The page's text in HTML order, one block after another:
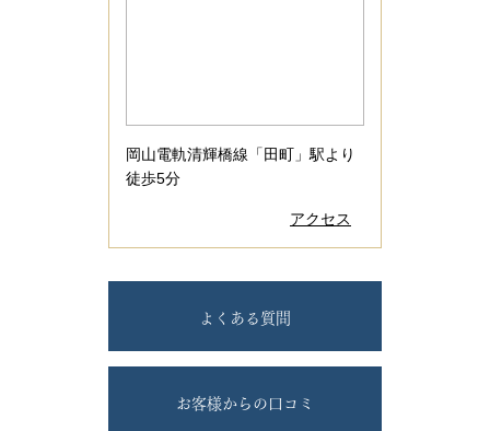
岡山電軌清輝橋線「田町」駅より
徒歩5分
アクセス
よくある質問
お客様からの口コミ